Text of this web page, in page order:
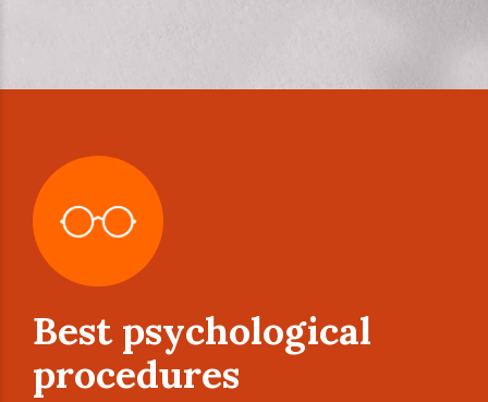
Best psychological
procedures